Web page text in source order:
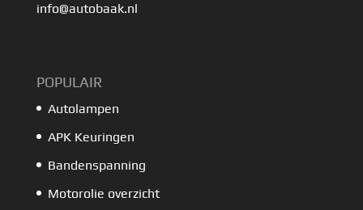
info@autobaak.nl
POPULAIR
Autolampen
APK Keuringen
Bandenspanning
Motorolie overzicht